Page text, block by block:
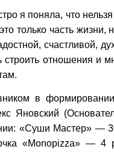
я поняла, что
только часть жизни,
счастливой,
строить отношения и
в
Яновский
«Суши Мастер» —
«Monopizza» — 4